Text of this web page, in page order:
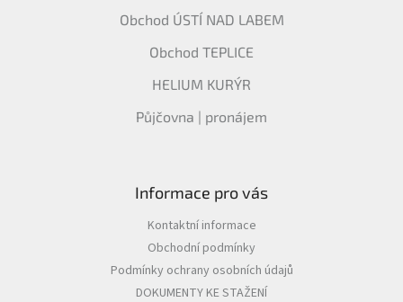
Obchod ÚSTÍ NAD LABEM
Obchod TEPLICE
HELIUM KURÝR
Půjčovna | pronájem
Informace pro vás
Kontaktní informace
Obchodní podmínky
Podmínky ochrany osobních údajů
DOKUMENTY KE STAŽENÍ